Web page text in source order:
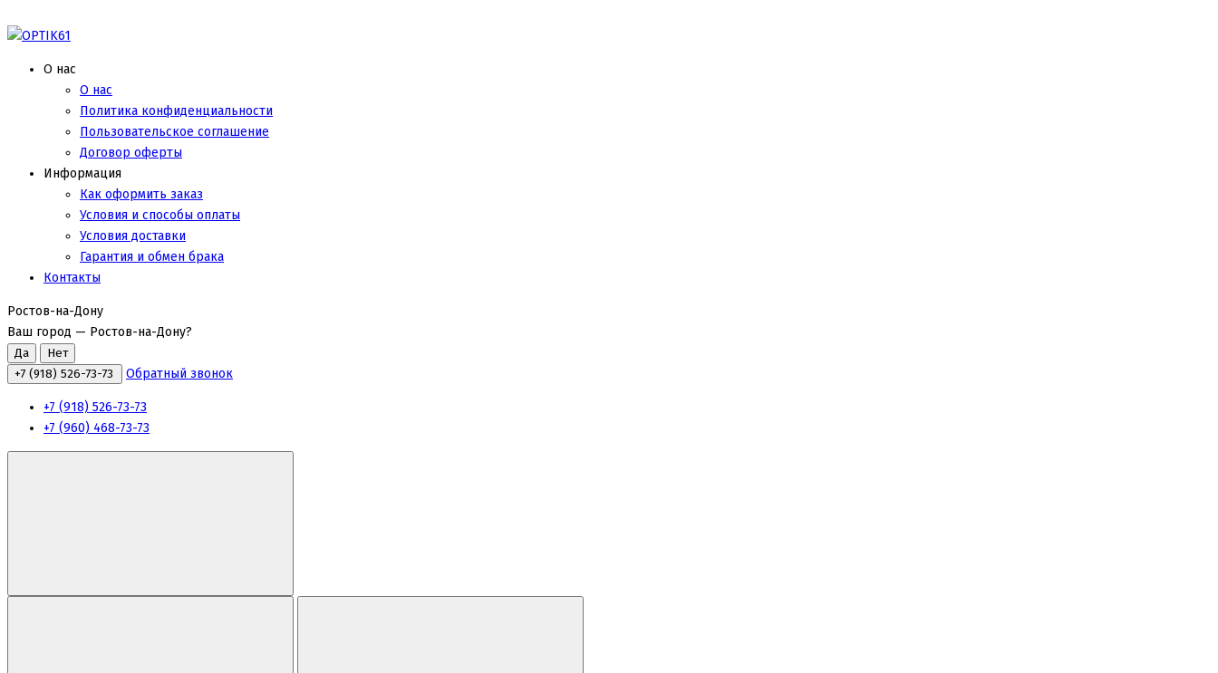
О нас
О нас
Политика конфиденциальности
Пользовательское соглашение
Договор оферты
Информация
Как оформить заказ
Условия и способы оплаты
Условия доставки
Гарантия и обмен брака
Контакты
Ростов-на-Дону
Ваш город — Ростов-на-Дону?
+7 (918) 526-73-73 Обратный звонок
+7 (918) 526-73-73
+7 (960) 468-73-73